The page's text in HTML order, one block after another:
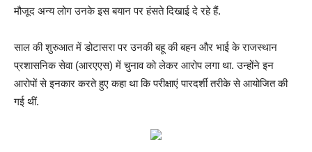
मौजूद अन्य लोग उनके इस बयान पर हंसते दिखाई दे रहे हैं.
साल की शुरुआत में डोटासरा पर उनकी बहू की बहन और भाई के राजस्थान
प्रशासनिक सेवा (आरएएस) में चुनाव को लेकर आरोप लगा था. उन्होंने इन
आरोपों से इनकार करते हुए कहा था कि परीक्षाएं पारदर्शी तरीके से आयोजित की
गई थीं.